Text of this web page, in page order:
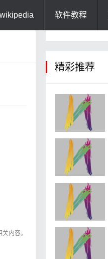
wikipedia 软件教程
内容。
精彩推荐